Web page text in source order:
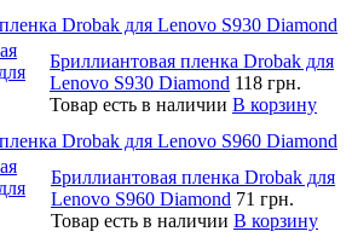
Drobak для Lenovo S930 Diamond
Бриллиантовая пленка Drobak для
Lenovo S930 Diamond 118 грн.
Товар есть в наличии В корзину
Drobak для Lenovo S960 Diamond
Бриллиантовая пленка Drobak для
Lenovo S960 Diamond 71 грн.
Товар есть в наличии В корзину